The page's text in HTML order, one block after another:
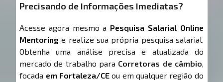
Precisando de Informações Imediatas?
Acesse agora mesmo a Pesquisa Salarial Online
Mentoring e realize sua própria pesquisa salarial.
Obtenha uma análise precisa e atualizada do
mercado de trabalho para Corretoras de câmbio,
focada em Fortaleza/CEou em qualquer região do